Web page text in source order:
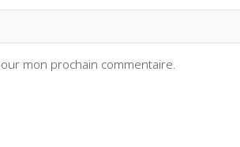
mon prochain commentaire.